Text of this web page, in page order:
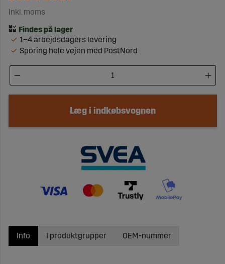
Inkl. moms
1–4 arbejdsdagers levering
Sporing hele vejen med PostNord
Læg i indkøbsvognen
Info I produktgrupper OEM-nummer